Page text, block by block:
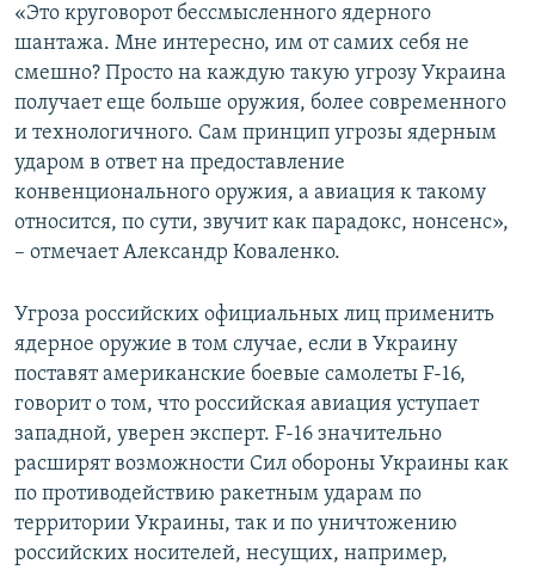
«Это круговорот бессмысленного ядерного
шантажа. Мне интересно, им от самих себя не
смешно? Просто на каждую такую угрозу Украина
получает еще больше оружия, более современного
и технологичного. Сам принцип угрозы ядерным
ударом в ответ на предоставление
конвенционального оружия, а авиация к такому
относится, по сути, звучит как парадокс, нонсенс»,
– отмечает Александр Коваленко.
Угроза российских официальных лиц применить
ядерное оружие в том случае, если в Украину
поставят американские боевые самолеты F-16,
говорит о том, что российская авиация уступает
западной, уверен эксперт. F-16 значительно
расширят возможности Сил обороны Украины как
по противодействию ракетным ударам по
территории Украины, так и по уничтожению
российских носителей, несущих, например,